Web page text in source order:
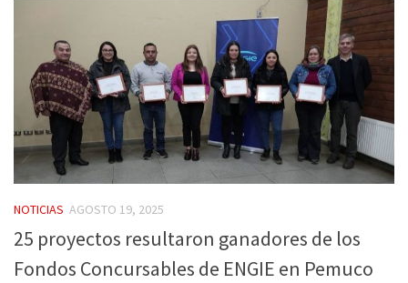
NOTICIAS AGOSTO 19, 2025
25 proyectos resultaron ganadores de los
Fondos Concursables de ENGIE en Pemuco